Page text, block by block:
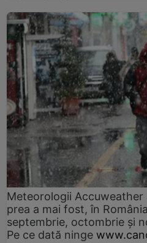
Meteorologii
prea a mai fost, în
septembrie, octombrie și
Pe ce dată ninge